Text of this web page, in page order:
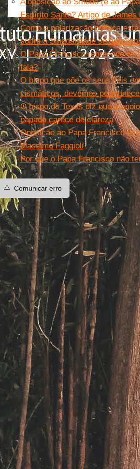
Espírito Santo? Artigo de James
Como a polarização política
sobre a Sinodalidade se
O Papa Francisco repreende
fala?
O bispo que põe os seus fiéis
cismáticos, devemos
O bispo do Texas diz que o
papado carece de clareza
Oposição ao Papa Francisco
Massimo Faggioli
Por que o Papa Francisco não
⚠️ Comunicar erro